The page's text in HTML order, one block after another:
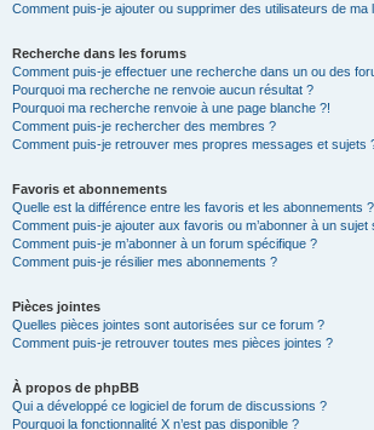
Comment puis-je ajouter ou supprimer des utilisateurs de ma
Recherche dans les forums
Comment puis-je effectuer une recherche dans un ou des
Pourquoi ma recherche ne renvoie aucun résultat ?
Pourquoi ma recherche renvoie à une page blanche ?!
Comment puis-je rechercher des membres ?
Comment puis-je retrouver mes propres messages et sujets
Favoris et abonnements
Quelle est la différence entre les favoris et les abonnements ?
Comment puis-je ajouter aux favoris ou m’abonner à un sujet
Comment puis-je m’abonner à un forum spécifique ?
Comment puis-je résilier mes abonnements ?
Pièces jointes
Quelles pièces jointes sont autorisées sur ce forum ?
Comment puis-je retrouver toutes mes pièces jointes ?
À propos de phpBB
Qui a développé ce logiciel de forum de discussions ?
Pourquoi la fonctionnalité X n’est pas disponible ?